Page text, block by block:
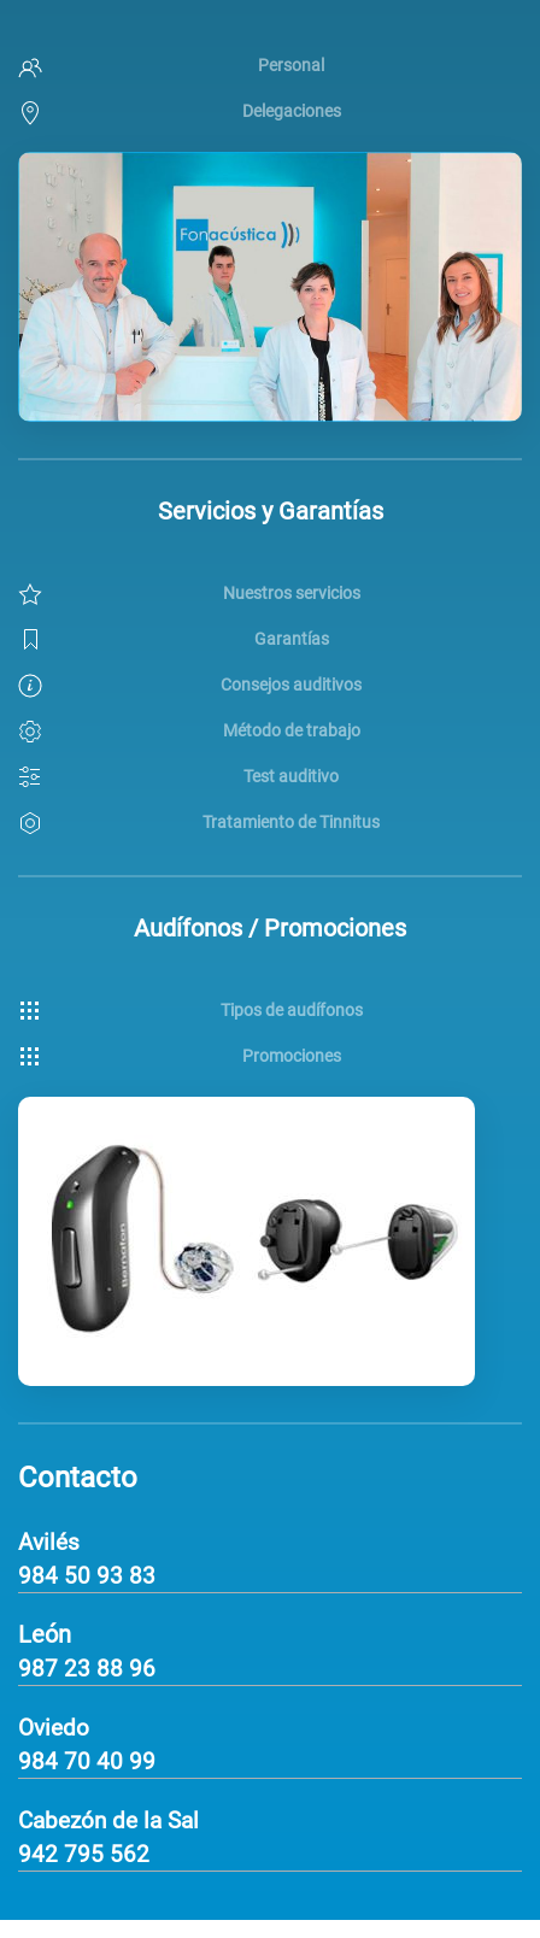
Personal
Delegaciones
Servicios y Garantías
Nuestros servicios
Garantías
Consejos auditivos
Método de trabajo
Test auditivo
Tratamiento de Tinnitus
Audífonos / Promociones
Tipos de audífonos
Promociones
Contacto
Avilés
984 50 93 83
León
987 23 88 96
Oviedo
984 70 40 99
Cabezón de la Sal
942 795 562